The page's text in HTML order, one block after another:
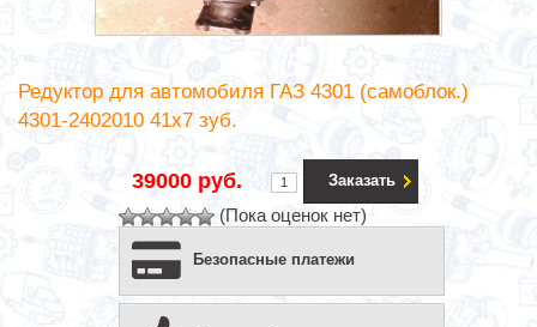
Редуктор для автомобиля ГАЗ 4301 (самоблок.)
4301-2402010 41х7 зуб.
39000 руб. Заказать
(Пока оценок нет)
Безопасные платежи